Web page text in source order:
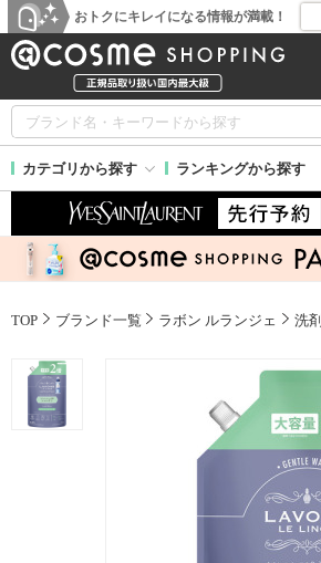
おトクにキレイになる情報が満載！
カテゴリから探す ランキングから探す
TOP ブランド一覧 ラボン ルランジェ 洗剤